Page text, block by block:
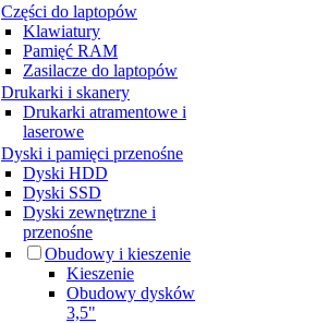
Części do laptopów
Klawiatury
Pamięć RAM
Zasilacze do laptopów
Drukarki i skanery
Drukarki atramentowe i
laserowe
Dyski i pamięci przenośne
Dyski HDD
Dyski SSD
Dyski zewnętrzne i
przenośne
Obudowy i kieszenie
Kieszenie
Obudowy dysków
3,5"